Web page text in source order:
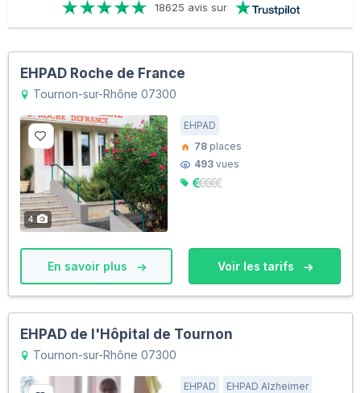
18625 avis sur
EHPAD Roche de France
Tournon-sur-Rhône 07300
4
EHPAD
78 places
493 vues
En savoir plus Voir les tarifs
EHPAD de l'Hôpital de Tournon
Tournon-sur-Rhône 07300
EHPAD EHPAD Alzheimer